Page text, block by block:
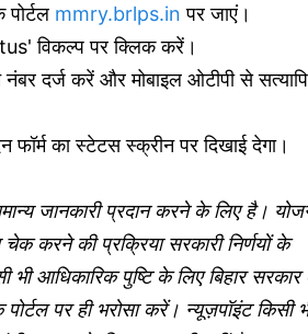
mmry.brlps.in पर जाएं।
विकल्प पर क्लिक करें।
दर्ज करें और मोबाइल ओटीपी से
का स्टेटस स्क्रीन पर दिखाई देगा।
जानकारी प्रदान करने के लिए है।
करने की प्रक्रिया सरकारी निर्णयों के
आधिकारिक पुष्टि के लिए बिहार
पर ही भरोसा करें। न्यूज़पॉइंट किसी